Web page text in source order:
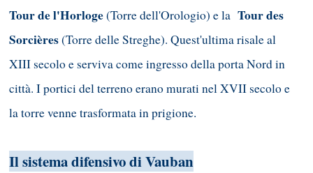
Tour de l'Horloge(Torre dell'Orologio) e la Tour des
Sorcières(Torre delle Streghe). Quest'ultima risale al
XIII secolo e serviva come ingresso della porta Nord in
città. I portici del terreno erano murati nel XVII secolo e
la torre venne trasformata in prigione.
Il sistema difensivodi Vauban